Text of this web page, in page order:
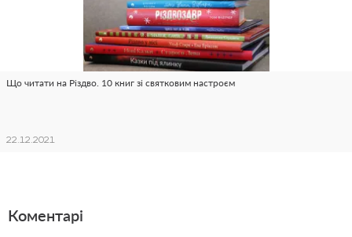
Що читати на Різдво. 10 книг зі святковим настроєм
22.12.2021
Коментарі